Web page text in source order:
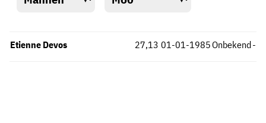
Etienne Devos Onbekend
27,13 -
01-01-1985